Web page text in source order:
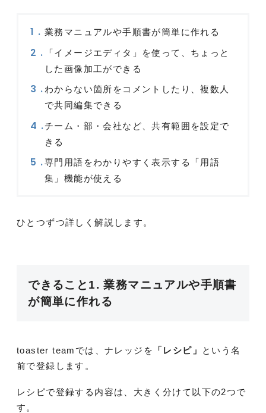
業務マニュアルや手順書が簡単に作れる
「イメージエディタ」を使って、ちょっと
した画像加工ができる
わからない箇所をコメントしたり、複数人
で共同編集できる
チーム・部・会社など、共有範囲を設定で
きる
専門用語をわかりやすく表示する「用語
集」機能が使える
ひとつずつ詳しく解説します。
できること1. 業務マニュアルや手順書
が簡単に作れる
toaster teamでは、ナレッジを 「レシピ」
という名
前で登録します。
レシピで登録する内容は、大きく分けて以下の2つで
す。